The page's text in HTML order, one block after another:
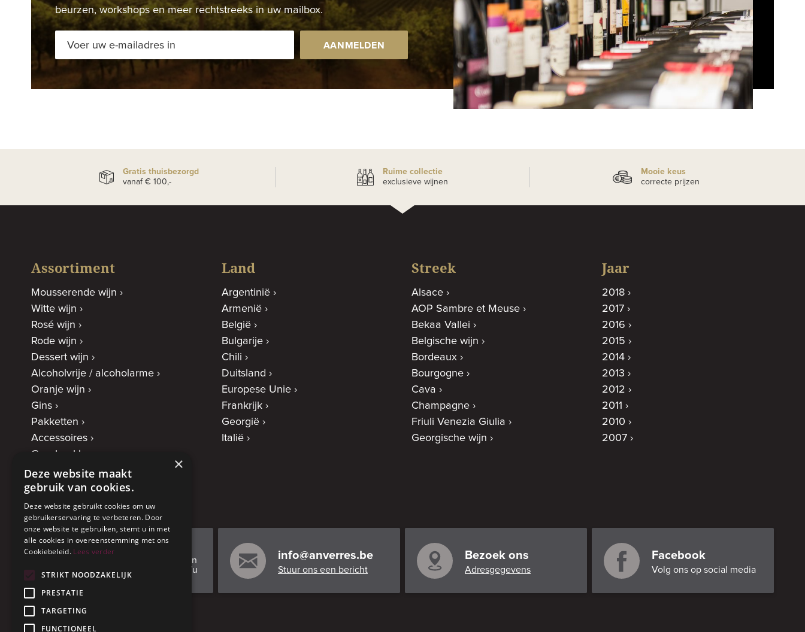
beurzen, workshops en meer rechtstreeks in uw mailbox.
AANMELDEN
Gratis thuisbezorgd
vanaf € 100,-
Ruime collectie
exclusieve wijnen
Mooie keus
correcte prijzen
Assortiment
Mousserende wijn
Witte wijn
Rosé wijn
Rode wijn
Dessert wijn
Alcoholvrije / alcoholarme
Oranje wijn
Gins
Pakketten
Accessoires
Geschenkbonnen
Land
Argentinië
Armenië
België
Bulgarije
Chili
Duitsland
Europese Unie
Frankrijk
Georgië
Italië
Streek
Alsace
AOP Sambre et Meuse
Bekaa Vallei
Belgische wijn
Bordeaux
Bourgogne
Cava
Champagne
Friuli Venezia Giulia
Georgische wijn
Jaar
2018
2017
2016
2015
2014
2013
2012
2011
2010
2007
0472 66 37 98
Elke 1e en 3e zondag van
de maand: van 13u tot 17u
of na afspraak
info@anverres.be
Stuur ons een bericht
Bezoek ons
Adresgegevens
Facebook
Volg ons op social media
×
Deze website maakt
gebruik van cookies.
Deze website gebruikt cookies om uw
gebruikerservaring te verbeteren. Door
onze website te gebruiken, stemt u in met
alle cookies in overeenstemming met ons
Cookiebeleid. Lees verder
STRIKT NOODZAKELIJK
PRESTATIE
TARGETING
FUNCTIONEEL